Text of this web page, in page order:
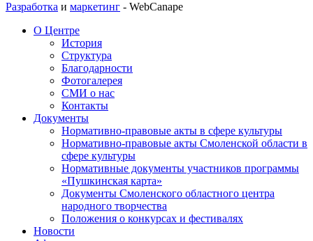
Разработка и маркетинг - WebCanape
О Центре
История
Структура
Благодарности
Фотогалерея
СМИ о нас
Контакты
Документы
Нормативно-правовые акты в сфере культуры
Нормативно-правовые акты Смоленской области в
сфере культуры
Нормативные документы участников программы
«Пушкинская карта»
Документы Смоленского областного центра
народного творчества
Положения о конкурсах и фестивалях
Новости